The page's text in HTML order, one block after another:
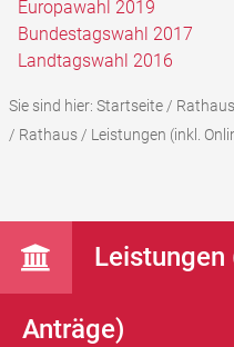
Europawahl 2019
Bundestagswahl 2017
Landtagswahl 2016
Sie sind hier: Startseite/
/ Rathaus/ Leistungen (inkl.
Leistungen
Anträge)